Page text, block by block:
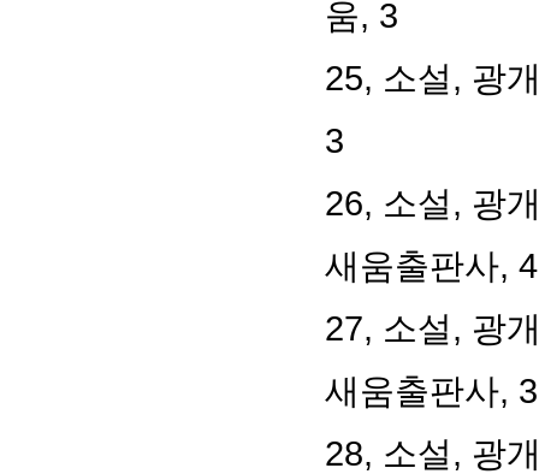
움, 3
25, 소설, 광
3
26, 소설, 광
새움출판사, 4
27, 소설, 광
새움출판사, 3
28, 소설, 광